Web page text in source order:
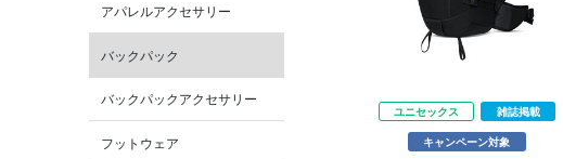
アパレルアクセサリー
バックパック
バックパックアクセサリー
フットウェア
ユニセックス 雑誌掲載
キャンペーン対象